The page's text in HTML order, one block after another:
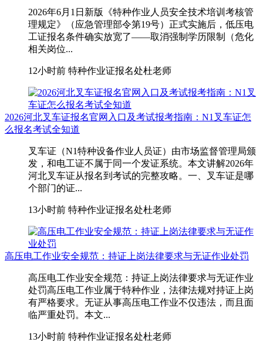
2026年6月1日新版《特种作业人员安全技术培训考核管
理规定》（应急管理部令第19号）正式实施后，低压电
工证报名条件确实放宽了——取消强制学历限制（危化
相关岗位...
12小时前 特种作业证报名处杜老师
2026河北叉车证报名官网入口及考试报考指南：N1叉车证怎
么报名考试全知道
叉车证（N1特种设备作业人员证）由市场监督管理局颁
发，和电工证不属于同一个发证系统。本文讲解2026年
河北叉车证从报名到考试的完整攻略。一、叉车证是哪
个部门的证...
13小时前 特种作业证报名处杜老师
高压电工作业安全规范：持证上岗法律要求与无证作业处罚
高压电工作业安全规范：持证上岗法律要求与无证作业
处罚高压电工作业属于特种作业，法律法规对持证上岗
有严格要求。无证从事高压电工作业不仅违法，而且面
临严重处罚。本文...
13小时前 特种作业证报名处杜老师